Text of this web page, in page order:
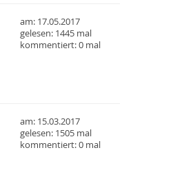
am: 17.05.2017
gelesen: 1445 mal
kommentiert: 0 mal
am: 15.03.2017
gelesen: 1505 mal
kommentiert: 0 mal